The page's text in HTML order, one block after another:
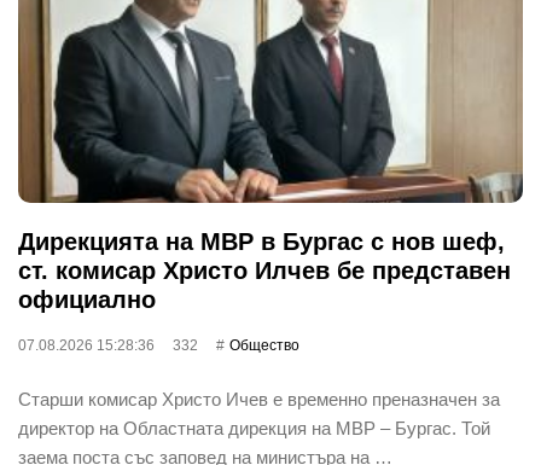
Дирекцията на МВР в Бургас с нов шеф,
ст. комисар Христо Илчев бе представен
официално
07.08.2026 15:28:36 332 Общество
Старши комисар Христо Ичев е временно преназначен за
директор на Областната дирекция на МВР – Бургас. Той
заема поста със заповед на министъра на …